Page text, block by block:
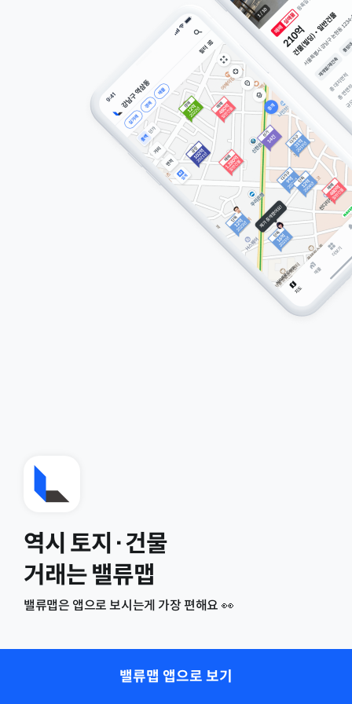
역시 토지·건물
거래는 밸류맵
밸류맵은 앱으로 보시는게 가장 편해요 👀
밸류맵 앱으로 보기